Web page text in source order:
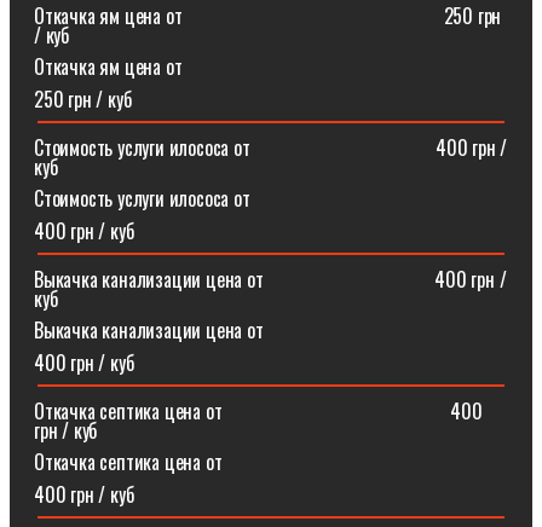
Откачка ям цена от ⠀⠀⠀⠀⠀⠀⠀⠀⠀⠀⠀⠀⠀⠀⠀⠀⠀⠀250 грн
/ куб
Откачка ям цена от
250 грн / куб
Стоимость услуги илососа от⠀⠀⠀⠀⠀⠀⠀⠀⠀⠀⠀⠀⠀400 грн /
куб
Стоимость услуги илососа от
400 грн / куб
Выкачка канализации цена от⠀⠀⠀⠀⠀⠀⠀⠀⠀⠀⠀⠀400 грн /
куб
Выкачка канализации цена от
400 грн / куб
Откачка септика цена от⠀⠀⠀⠀⠀⠀⠀⠀⠀⠀⠀⠀⠀⠀⠀⠀400
грн / куб
Откачка септика цена от
400 грн / куб